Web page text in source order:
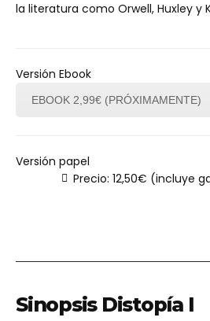
la literatura como Orwell, Huxley y
Versión Ebook
EBOOK 2,99€ (PRÓXIMAMENTE)
Versión papel
Precio: 12,50€ (incluye
Sinopsis Distopía I